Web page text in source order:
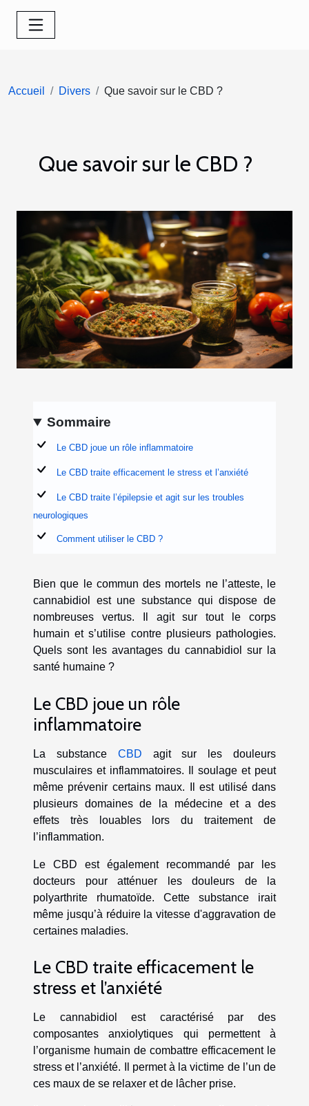
Accueil Divers Que savoir sur le CBD ?
Que savoir sur le CBD ?
Sommaire
Le CBD joue un rôle inflammatoire
Le CBD traite efficacement le stress et l’anxiété
Le CBD traite l’épilepsie et agit sur les troubles
neurologiques
Comment utiliser le CBD ?
Bien que le commun des mortels ne l’atteste, le
cannabidiol est une substance qui dispose de
nombreuses vertus. Il agit sur tout le corps
humain et s’utilise contre plusieurs pathologies.
Quels sont les avantages du cannabidiol sur la
santé humaine ?
Le CBD joue un rôle
inflammatoire
La substance CBD agit sur les douleurs
musculaires et inflammatoires. Il soulage et peut
même prévenir certains maux. Il est utilisé dans
plusieurs domaines de la médecine et a des
effets très louables lors du traitement de
l’inflammation.
Le CBD est également recommandé par les
docteurs pour atténuer les douleurs de la
polyarthrite rhumatoïde. Cette substance irait
même jusqu’à réduire la vitesse d'aggravation de
certaines maladies.
Le CBD traite efficacement le
stress et l’anxiété
Le cannabidiol est caractérisé par des
composantes anxiolytiques qui permettent à
l’organisme humain de combattre efficacement le
stress et l’anxiété. Il permet à la victime de l’un de
ces maux de se relaxer et de lâcher prise.